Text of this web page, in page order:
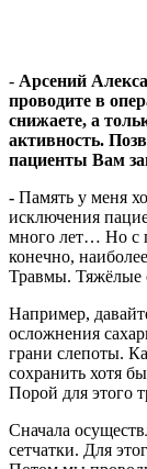
- Арсений
проводите в
снижаете, а
активность.
пациенты Вам
- Память у меня
исключения
много лет… Но с
конечно,
Травмы. Тяжёлые
Например,
осложнения
грани слепоты.
сохранить хотя
Порой для этого
Сначала
сетчатки. Для